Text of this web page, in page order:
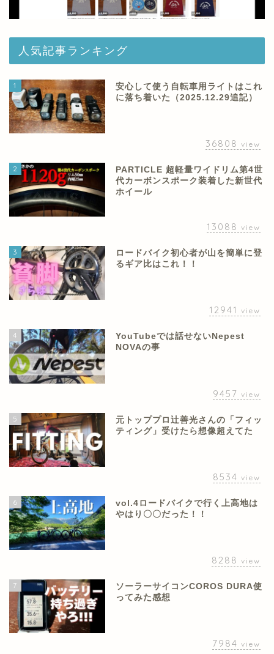
人気記事ランキング
1
安心して使う自転車用ライトはこれ
に落ち着いた（2025.12.29追記）
36808 view
2
PARTICLE 超軽量ワイドリム第4世
代カーボンスポーク装着した新世代
ホイール
13088 view
3
ロードバイク初心者が山を簡単に登
るギア比はこれ！！
12941 view
4
YouTubeでは話せないNepest
NOVAの事
9457 view
5
元トッププロ辻善光さんの「フィッ
ティング」受けたら想像超えてた
8534 view
6
vol.4ロードバイクで行く上高地は
やはり〇〇だった！！
8288 view
7
ソーラーサイコンCOROS DURA使
ってみた感想
7984 view